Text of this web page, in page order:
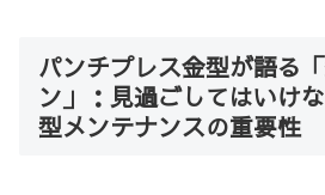
パンチプレス金型が語る
ン」：見過ごしてはいけ
型メンテナンスの重要性